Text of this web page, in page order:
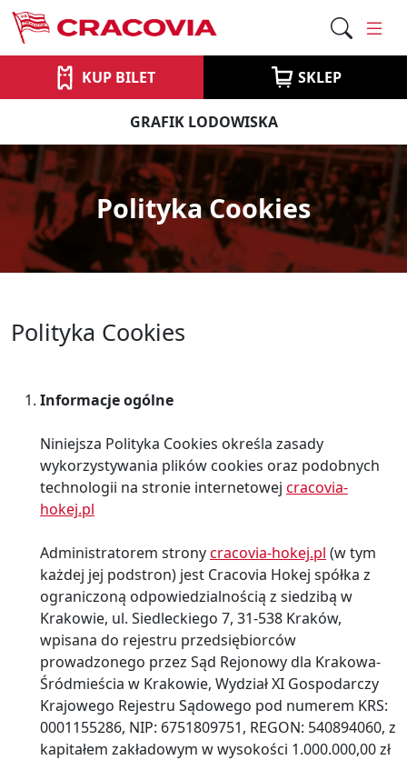
KUP BILET SKLEP
GRAFIK LODOWISKA
Polityka Cookies
Polityka Cookies
Informacje ogólne
Niniejsza Polityka Cookies określa zasady
wykorzystywania plików cookies oraz podobnych
technologii na stronie internetowej cracovia-
hokej.pl
Administratorem stronycracovia-hokej.pl (w tym
każdej jej podstron) jest Cracovia Hokej spółka z
ograniczoną odpowiedzialnością z siedzibą w
Krakowie, ul. Siedleckiego 7, 31-538 Kraków,
wpisana do rejestru przedsiębiorców
prowadzonego przez Sąd Rejonowy dla Krakowa-
Śródmieścia w Krakowie, Wydział XI Gospodarczy
Krajowego Rejestru Sądowego pod numerem KRS:
0001155286, NIP: 6751809751, REGON: 540894060, z
kapitałem zakładowym w wysokości 1.000.000,00 zł